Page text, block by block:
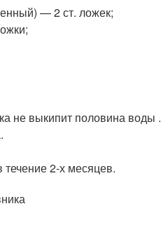
— 2 ст. ложек;
не выкипит половина воды .
2-х месяцев.